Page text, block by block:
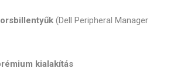
(Dell Peripheral Manager
kialakítás